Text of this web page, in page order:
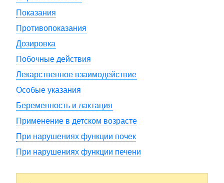
Показания
Противопоказания
Дозировка
Побочные действия
Лекарственное взаимодействие
Особые указания
Беременность и лактация
Применение в детском возрасте
При нарушениях функции почек
При нарушениях функции печени